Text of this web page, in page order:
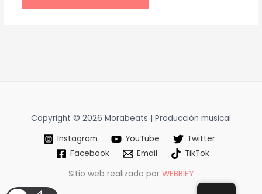
Copyright © 2026 Morabeats | Producción musical
Instagram
YouTube
Twitter
Facebook
Email
TikTok
Sitio web realizado por WEBBIFY